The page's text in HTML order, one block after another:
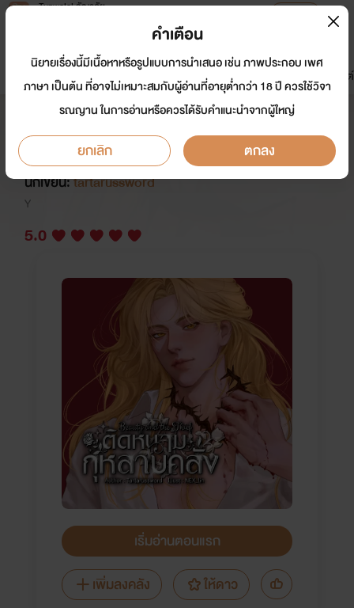
Tunwalai ธัญวลัย
หน้าแรก นิยาย อีบุ๊ก การ์ตูน
มาใหม่
ดรีมแชท ธัญลิสต์
Beauty and The Thief ติดหนาม
กุหลาบคลั่ง
นักเขียน:tartarussword
Y
5.0
เริ่มอ่านตอนแรก
เพิ่มลงคลัง
ให้ดาว
คำเตือน
นิยายเรื่องนี้มีเนื้อหาหรือรูปแบบการนำเสนอ เช่น ภาพประกอบ เพศ
ภาษา เป็นต้น ที่อาจไม่เหมาะสมกับผู้อ่านที่อายุต่ำกว่า 18 ปี ควรใช้วิจา
รณญาน ในการอ่านหรือควรได้รับคำแนะนำจากผู้ใหญ่
ยกเลิก ตกลง